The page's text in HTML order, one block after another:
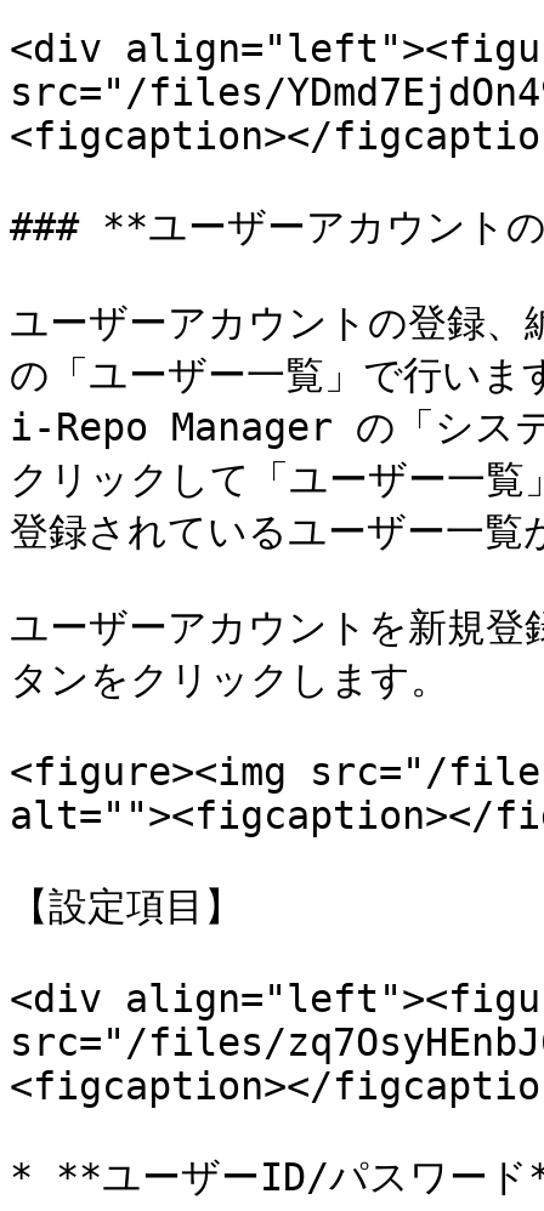
<div
src="/files/
<figcaption></
### **ユーザーアカウント
ユーザーアカウントの登録
の「ユーザー一覧」で行いま
i-Repo Manager の「シス
クリックして「ユーザー一
登録されているユーザー一覧
ユーザーアカウントを新規登
タンをクリックします。
<figure><img src="/files/
alt=""><figcaption></
【設定項目】
<div
src="/files/
<figcaption></
* **ユーザーID/パスワー